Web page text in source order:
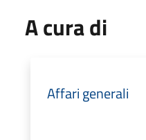
A cura di
Affari generali